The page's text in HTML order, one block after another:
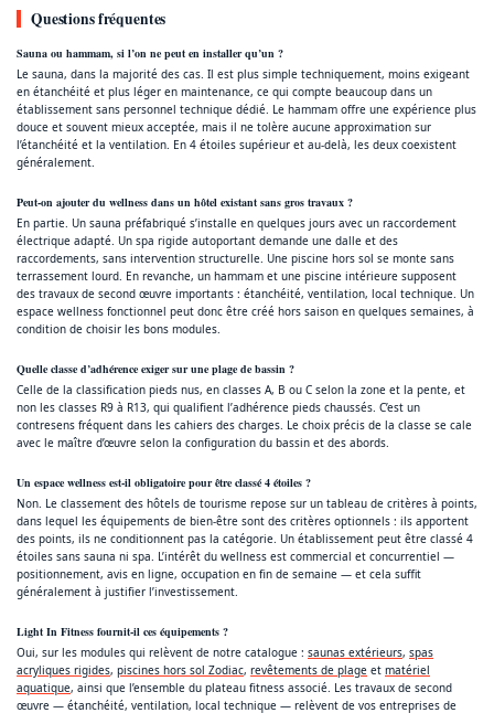
Questions fréquentes
Sauna ou hammam, si l’on ne peut en installer qu’un ?
Le sauna, dans la majorité des cas. Il est plus simple techniquement, moins exigeant
en étanchéité et plus léger en maintenance, ce qui compte beaucoup dans un
établissement sans personnel technique dédié. Le hammam offre une expérience plus
douce et souvent mieux acceptée, mais il ne tolère aucune approximation sur
l’étanchéité et la ventilation. En 4 étoiles supérieur et au-delà, les deux coexistent
généralement.
Peut-on ajouter du wellness dans un hôtel existant sans gros travaux ?
En partie. Un sauna préfabriqué s’installe en quelques jours avec un raccordement
électrique adapté. Un spa rigide autoportant demande une dalle et des
raccordements, sans intervention structurelle. Une piscine hors sol se monte sans
terrassement lourd. En revanche, un hammam et une piscine intérieure supposent
des travaux de second œuvre importants : étanchéité, ventilation, local technique. Un
espace wellness fonctionnel peut donc être créé hors saison en quelques semaines, à
condition de choisir les bons modules.
Quelle classe d’adhérence exiger sur une plage de bassin ?
Celle de la classification pieds nus, en classes A, B ou C selon la zone et la pente, et
non les classes R9 à R13, qui qualifient l’adhérence pieds chaussés. C’est un
contresens fréquent dans les cahiers des charges. Le choix précis de la classe se cale
avec le maître d’œuvre selon la configuration du bassin et des abords.
Un espace wellness est-il obligatoire pour être classé 4 étoiles ?
Non. Le classement des hôtels de tourisme repose sur un tableau de critères à points,
dans lequel les équipements de bien-être sont des critères optionnels : ils apportent
des points, ils ne conditionnent pas la catégorie. Un établissement peut être classé 4
étoiles sans sauna ni spa. L’intérêt du wellness est commercial et concurrentiel —
positionnement, avis en ligne, occupation en fin de semaine — et cela suffit
généralement à justifier l’investissement.
Light In Fitness fournit-il ces équipements ?
Oui, sur les modules qui relèvent de notre catalogue : saunas extérieurs, spas
acryliques rigides, piscines hors sol Zodiac, revêtements de plage et matériel
aquatique, ainsi que l’ensemble du plateau fitness associé. Les travaux de second
œuvre — étanchéité, ventilation, local technique — relèvent de vos entreprises de